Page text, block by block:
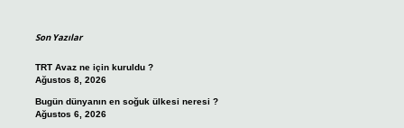
Son Yazılar
TRT Avaz ne için kuruldu ?
Ağustos 8, 2026
Bugün dünyanın en soğuk ülkesi neresi ?
Ağustos 6, 2026